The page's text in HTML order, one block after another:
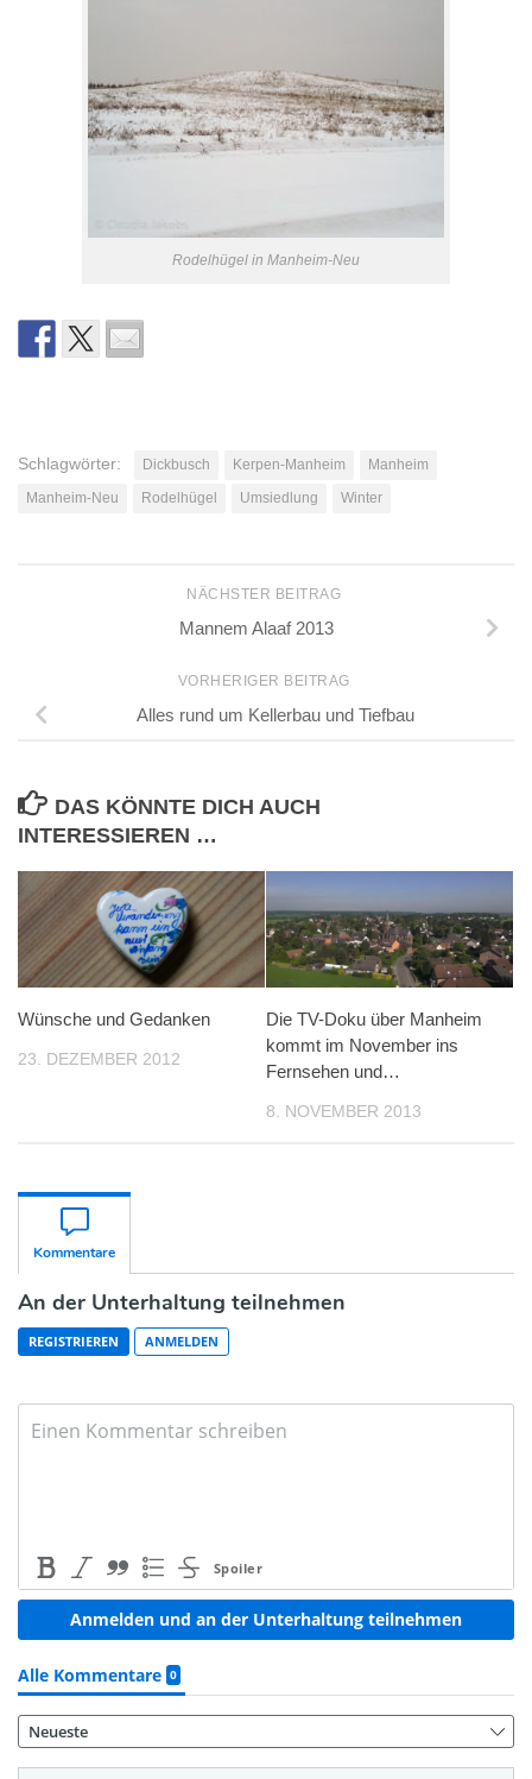
Rodelhügel in Manheim-Neu
Schlagwörter: Dickbusch Kerpen-Manheim
Manheim
Manheim-Neu
Rodelhügel Umsiedlung Winter
NÄCHSTER BEITRAG
Mannem Alaaf 2013
VORHERIGER BEITRAG
Alles rund um Kellerbau und Tiefbau
DAS KÖNNTE DICH AUCH
INTERESSIEREN …
Wünsche und Gedanken
23. DEZEMBER 2012
Die TV-Doku über Manheim
kommt im November ins
Fernsehen und…
8. NOVEMBER 2013